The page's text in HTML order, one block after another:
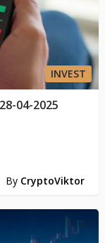
INVEST
By CryptoViktor
04-2025